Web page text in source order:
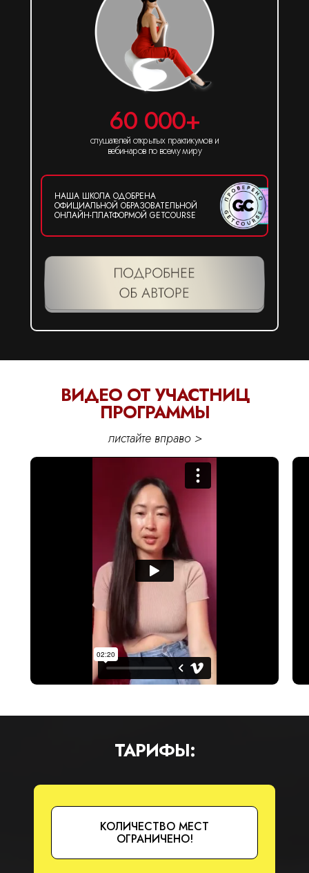
60 000+
слушателей открытых практикумов и
вебинаров по всему миру
НАША ШКОЛА ОДОБРЕНА
ОФИЦИАЛЬНОЙ ОБРАЗОВАТЕЛЬНОЙ
ОНЛАЙН-ПЛАТФОРМОЙ GETCOURSE
ВИДЕО ОТ УЧАСТНИЦ
ПРОГРАММЫ
листайте вправо >
ТАРИФЫ:
КОЛИЧЕСТВО МЕСТ
ОГРАНИЧЕНО!